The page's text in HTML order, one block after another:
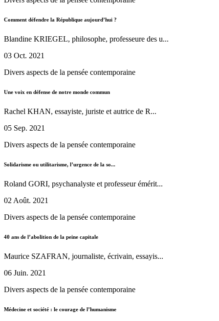
Comment défendre la République aujourd’hui ?
Blandine KRIEGEL, philosophe, professeure des u...
03 Oct. 2021
Divers aspects de la pensée contemporaine
Une voix en défense de notre monde commun
Rachel KHAN, essayiste, juriste et autrice de R...
05 Sep. 2021
Divers aspects de la pensée contemporaine
Solidarisme ou utilitarisme, l’urgence de la so...
Roland GORI, psychanalyste et professeur émérit...
02 Août. 2021
Divers aspects de la pensée contemporaine
40 ans de l’abolition de la peine capitale
Maurice SZAFRAN, journaliste, écrivain, essayis...
06 Juin. 2021
Divers aspects de la pensée contemporaine
Médecine et société : le courage de l’humanisme